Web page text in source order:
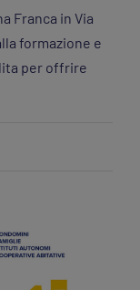
Franca in Via
formazione e
per offrire
nuovi